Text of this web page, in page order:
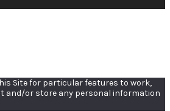
Site for particular features to work,
and/or store any personal information